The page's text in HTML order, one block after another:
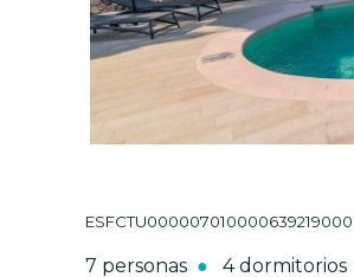
7 personas 4 dormitorios